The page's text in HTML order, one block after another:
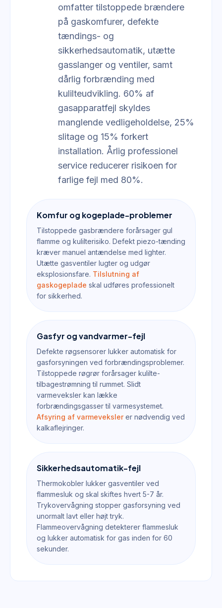
omfatter tilstoppede brændere
på gaskomfurer, defekte
tændings- og
sikkerhedsautomatik, utætte
gasslanger og ventiler, samt
dårlig forbrænding med
kulilteudvikling. 60% af
gasapparatfejl skyldes
manglende vedligeholdelse, 25%
slitage og 15% forkert
installation. Årlig professionel
service reducerer risikoen for
farlige fejl med 80%.
Komfur og kogeplade-problemer
Tilstoppede gasbrændere forårsager gul
flamme og kulilterisiko. Defekt piezo-tænding
kræver manuel antændelse med lighter.
Utætte gasventiler lugter og udgør
eksplosionsfare. Tilslutning af
gaskogeplade skal udføres professionelt
for sikkerhed.
Gasfyr og vandvarmer-fejl
Defekte røgsensorer lukker automatisk for
gasforsyningen ved forbrændingsproblemer.
Tilstoppede røgrør forårsager kulilte-
tilbagestrømning til rummet. Slidt
varmeveksler kan lække
forbrændingsgasser til varmesystemet.
Afsyring af varmevekslerer nødvendig ved
kalkaflejringer.
Sikkerhedsautomatik-fejl
Thermokobler lukker gasventiler ved
flammesluk og skal skiftes hvert 5-7 år.
Trykovervågning stopper gasforsyning ved
unormalt lavt eller højt tryk.
Flammeovervågning detekterer flammesluk
og lukker automatisk for gas inden for 60
sekunder.